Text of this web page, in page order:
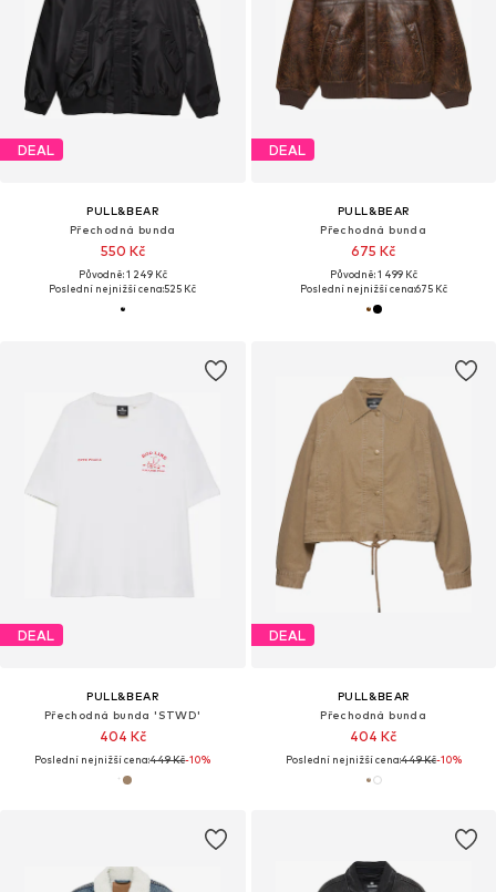
DEAL
PULL&BEAR
Přechodná bunda
550 Kč
Původně: 1 249 Kč
Poslední nejnižší cena:525 Kč
DEAL
PULL&BEAR
Přechodná bunda
675 Kč
Původně: 1 499 Kč
Poslední nejnižší cena:675 Kč
DEAL
PULL&BEAR
Přechodná bunda 'STWD'
404 Kč
Poslední nejnižší cena:449 Kč-10%
DEAL
PULL&BEAR
Přechodná bunda
404 Kč
Poslední nejnižší cena:449 Kč-10%